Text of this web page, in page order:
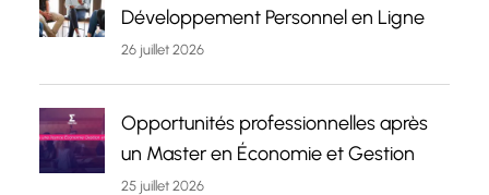
Développement Personnel en Ligne
26 juillet 2026
Opportunités professionnelles après
un Master en Économie et Gestion
25 juillet 2026